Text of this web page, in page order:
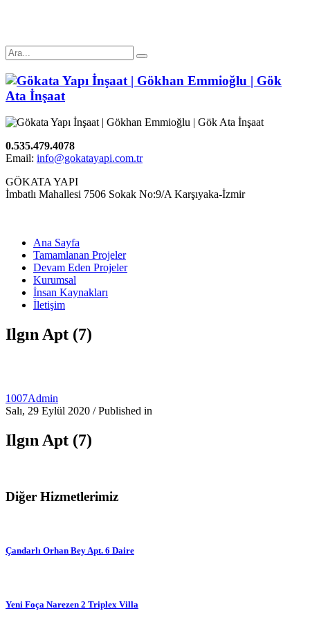
0.535.479.4078
Email: info@gokatayapi.com.tr
GÖKATA YAPI
İmbatlı Mahallesi 7506 Sokak No:9/A Karşıyaka-İzmir
Ana Sayfa
Tamamlanan Projeler
Devam Eden Projeler
Kurumsal
İnsan Kaynakları
İletişim
Ilgın Apt (7)
1007Admin
Salı, 29 Eylül 2020 /Published in
Ilgın Apt (7)
Diğer Hizmetlerimiz
Çandarlı Orhan Bey Apt. 6 Daire
Yeni Foça Narezen 2 Triplex Villa